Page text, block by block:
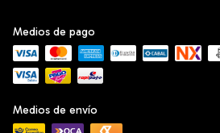
Medios de pago
Medios de envío